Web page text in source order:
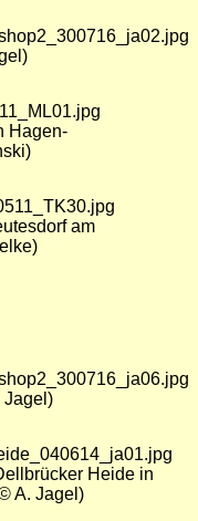
Hagen-
am
Jagel)
Heide in
A. Jagel)